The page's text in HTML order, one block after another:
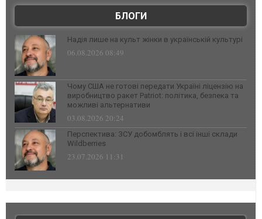
БЛОГИ
Надія лише на культ жінки в українській культурі
06.08.2026 08:49
Чому США не готові передати Україні ліцензію на
виробництво ракет Patriot: політика, безпека та
можливі альтернативи
03.08.2026 20:24
Перспектива: ЗСУ добомблять і всі інші склади
Wildberries
23.07.2026 11:31